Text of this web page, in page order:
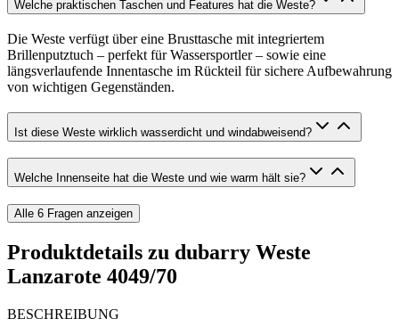
Welche praktischen Taschen und Features hat die Weste?
Die Weste verfügt über eine Brusttasche mit integriertem
Brillenputztuch – perfekt für Wassersportler – sowie eine
längsverlaufende Innentasche im Rückteil für sichere Aufbewahrung
von wichtigen Gegenständen.
Ist diese Weste wirklich wasserdicht und windabweisend?
Welche Innenseite hat die Weste und wie warm hält sie?
Alle 6 Fragen anzeigen
Produktdetails zu dubarry Weste
Lanzarote 4049/70
BESCHREIBUNG